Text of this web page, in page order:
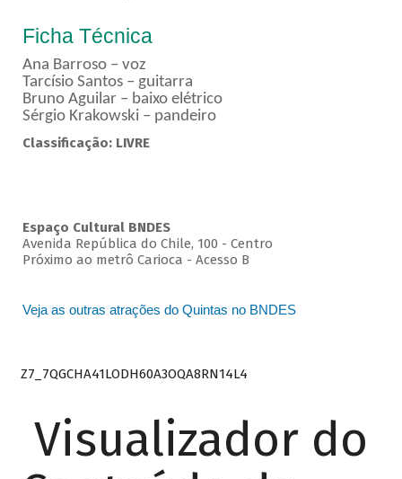
Ficha Técnica
Ana Barroso – voz
Tarcísio Santos – guitarra
Bruno Aguilar – baixo elétrico
Sérgio Krakowski – pandeiro
Classificação: LIVRE
Espaço Cultural BNDES
Avenida República do Chile, 100 - Centro
Próximo ao metrô Carioca - Acesso B
Veja as outras atrações do Quintas no BNDES
Z7_7QGCHA41LODH60A3OQA8RN14L4
Visualizador do